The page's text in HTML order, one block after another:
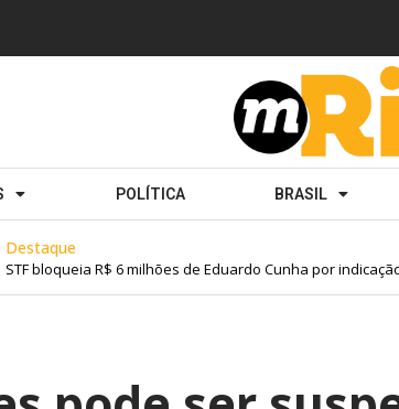
POLÍTICA BRASIL
bloqueia R$ 6 milhões de Eduardo Cunha por indicação de